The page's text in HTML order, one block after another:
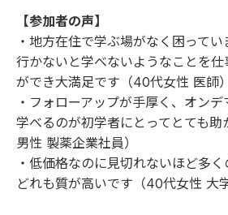
【参加者の声】
・地方在住で学ぶ場がなく困って
行かないと学べないようなことを仕
ができ大満足です（40代女性 医師）
・フォローアップが手厚く、オン
学べるのが初学者にとってとても
男性 製薬企業社員）
・低価格なのに見切れないほど多く
どれも質が高いです（40代女性 大